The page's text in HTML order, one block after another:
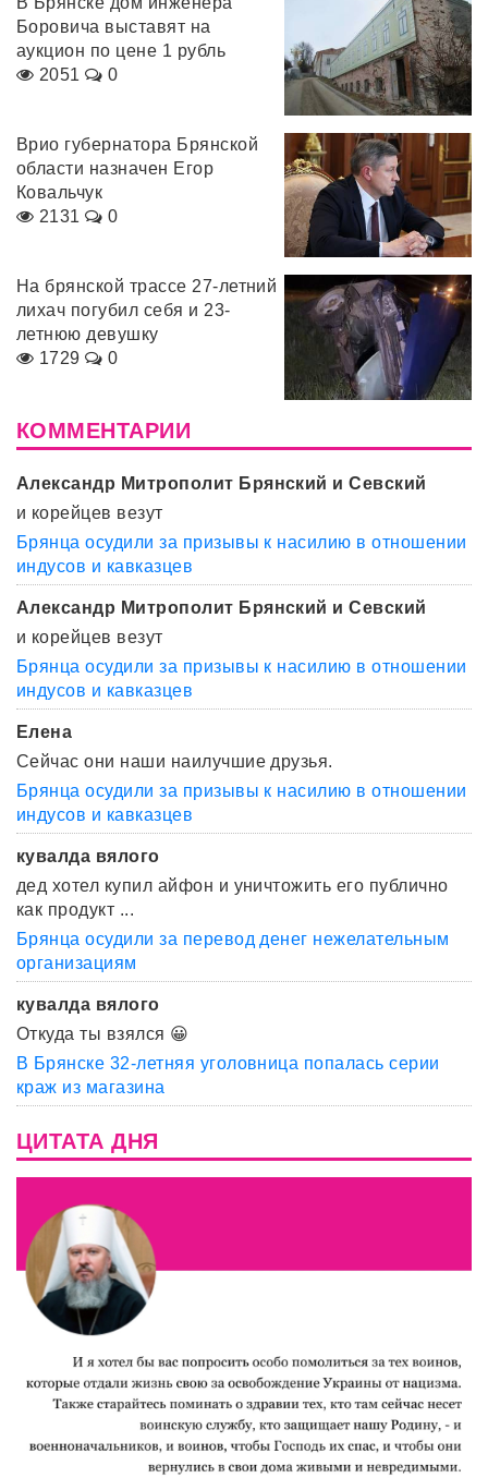
Боровича выставят на
аукцион по цене 1 рубль
2051
0
Врио губернатора Брянской
области назначен Егор
Ковальчук
2131
0
На брянской трассе 27-летний
лихач погубил себя и 23-
летнюю девушку
1729
0
КОММЕНТАРИИ
Александр Митрополит Брянский и Севский
и корейцев везут
Брянца осудили за призывы к насилию в отношении
индусов и кавказцев
Александр Митрополит Брянский и Севский
и корейцев везут
Брянца осудили за призывы к насилию в отношении
индусов и кавказцев
Елена
Сейчас они наши наилучшие друзья.
Брянца осудили за призывы к насилию в отношении
индусов и кавказцев
кувалда вялого
дед хотел купил айфон и уничтожить его публично
как продукт ...
Брянца осудили за перевод денег нежелательным
организациям
кувалда вялого
Откуда ты взялся 😀
В Брянске 32-летняя уголовница попалась серии
краж из магазина
ЦИТАТА ДНЯ